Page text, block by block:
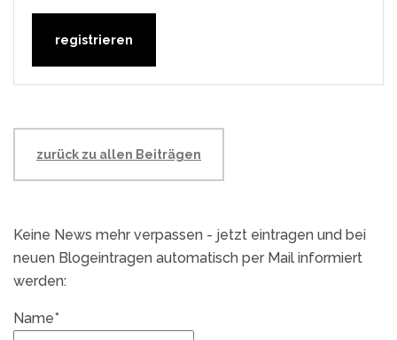
zurück zu allen Beiträgen
Keine News mehr verpassen - jetzt eintragen und bei
neuen Blogeintragen automatisch per Mail informiert
werden:
Name*